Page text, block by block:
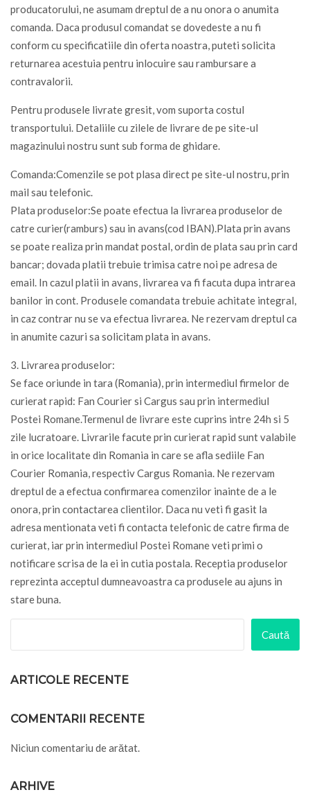
producatorului, ne asumam dreptul de a nu onora o anumita
comanda. Daca produsul comandat se dovedeste a nu fi
conform cu specificatiile din oferta noastra, puteti solicita
returnarea acestuia pentru inlocuire sau rambursare a
contravalorii.
Pentru produsele livrate gresit, vom suporta costul
transportului. Detaliile cu zilele de livrare de pe site-ul
magazinului nostru sunt sub forma de ghidare.
Comanda:Comenzile se pot plasa direct pe site-ul nostru, prin
mail sau telefonic.
Plata produselor:Se poate efectua la livrarea produselor de
catre curier(ramburs) sau in avans(cod IBAN).Plata prin avans
se poate realiza prin mandat postal, ordin de plata sau prin card
bancar; dovada platii trebuie trimisa catre noi pe adresa de
email. In cazul platii in avans, livrarea va fi facuta dupa intrarea
banilor in cont. Produsele comandata trebuie achitate integral,
in caz contrar nu se va efectua livrarea. Ne rezervam dreptul ca
in anumite cazuri sa solicitam plata in avans.
3. Livrarea produselor:
Se face oriunde in tara (Romania), prin intermediul firmelor de
curierat rapid: Fan Courier si Cargus sau prin intermediul
Postei Romane.Termenul de livrare este cuprins intre 24h si 5
zile lucratoare. Livrarile facute prin curierat rapid sunt valabile
in orice localitate din Romania in care se afla sediile Fan
Courier Romania, respectiv Cargus Romania. Ne rezervam
dreptul de a efectua confirmarea comenzilor inainte de a le
onora, prin contactarea clientilor. Daca nu veti fi gasit la
adresa mentionata veti fi contacta telefonic de catre firma de
curierat, iar prin intermediul Postei Romane veti primi o
notificare scrisa de la ei in cutia postala. Receptia produselor
reprezinta acceptul dumneavoastra ca produsele au ajuns in
stare buna.
Caută
ARTICOLE RECENTE
COMENTARII RECENTE
Niciun comentariu de arătat.
ARHIVE